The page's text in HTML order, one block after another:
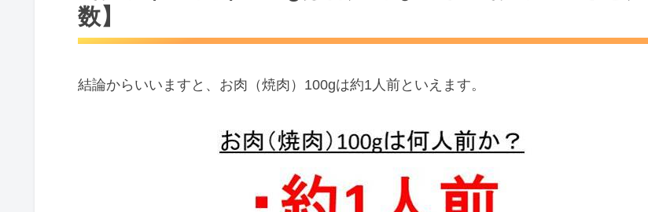
数】
結論からいいますと、お肉（焼肉）100gは約1人前といえます。